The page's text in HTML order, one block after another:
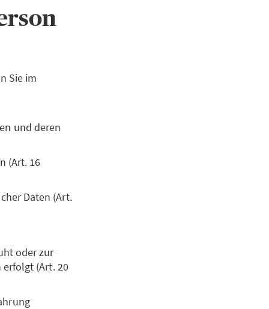
Sie im
und deren
(Art. 16
Daten (Art.
oder zur
(Art. 20